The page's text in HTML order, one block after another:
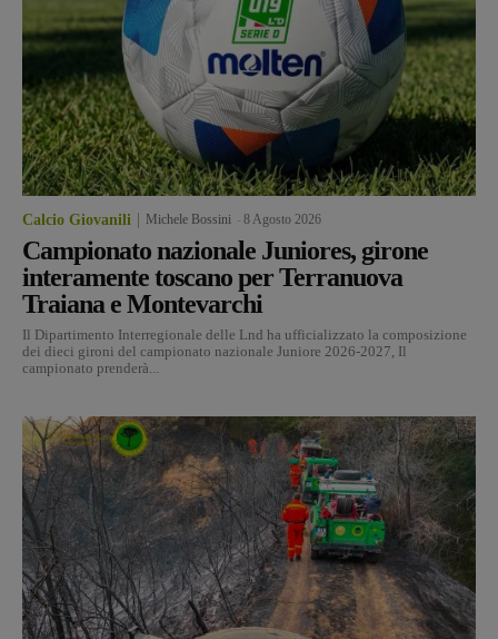
Calcio Giovanili Michele Bossini 8 Agosto 2026
Campionato nazionale Juniores, girone
interamente toscano per Terranuova
Traiana e Montevarchi
Il Dipartimento Interregionale delle Lnd ha ufficializzato la composizione
dei dieci gironi del campionato nazionale Juniore 2026-2027, Il
campionato prenderà...